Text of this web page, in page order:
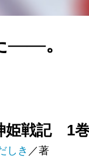
姫戦記 1
しき ／著
――。